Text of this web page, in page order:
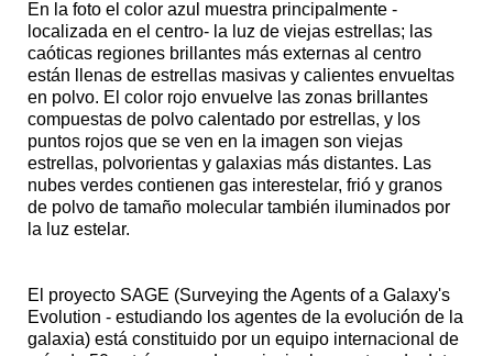
En la foto el color azul muestra principalmente -
localizada en el centro- la luz de viejas estrellas; las
caóticas regiones brillantes más externas al centro
están llenas de estrellas masivas y calientes envueltas
en polvo. El color rojo envuelve las zonas brillantes
compuestas de polvo calentado por estrellas, y los
puntos rojos que se ven en la imagen son viejas
estrellas, polvorientas y galaxias más distantes. Las
nubes verdes contienen gas interestelar, frió y granos
de polvo de tamaño molecular también iluminados por
la luz estelar.
El proyecto SAGE (Surveying the Agents of a Galaxy's
Evolution - estudiando los agentes de la evolución de la
galaxia) está constituido por un equipo internacional de